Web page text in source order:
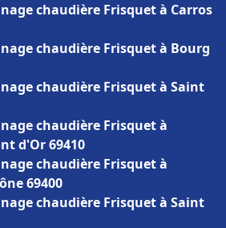
chaudière Frisquet à Carros
chaudière Frisquet à Bourg
chaudière Frisquet à Saint
chaudière Frisquet à
d'Or 69410
chaudière Frisquet à
69400
chaudière Frisquet à Saint